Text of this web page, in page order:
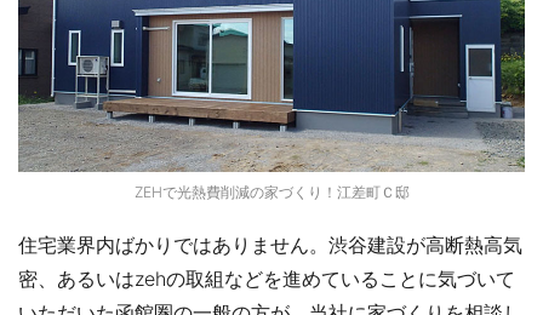
ZEHで光熱費削減の家づくり！江差町Ｃ邸
住宅業界内ばかりではありません。渋谷建設が高断熱高気
密、あるいはzehの取組などを進めていることに気づいて